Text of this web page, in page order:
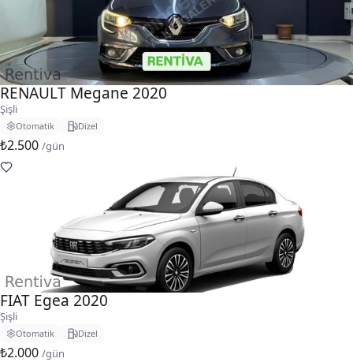
RENAULT Megane 2020
Şişli
Otomatik Dizel
₺2.500 /gün
FIAT Egea 2020
Şişli
Otomatik Dizel
₺2.000 /gün